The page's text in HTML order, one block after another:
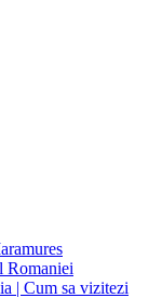
Romaniei
| Cum sa vizitezi